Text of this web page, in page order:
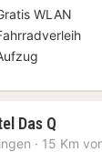
WLAN
Das Q1
Nacht
· 15 Km